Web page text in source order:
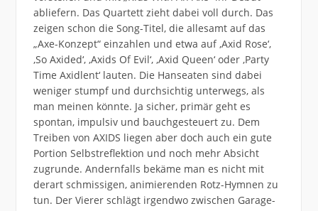
abliefern. Das Quartett zieht dabei voll durch. Das
zeigen schon die Song-Titel, die allesamt auf das
„Axe-Konzept“ einzahlen und etwa auf ,Axid Rose‘,
,So Axided‘, ,Axids Of Evil‘, ,Axid Queen‘ oder ,Party
Time Axidlent‘ lauten. Die Hanseaten sind dabei
weniger stumpf und durchsichtig unterwegs, als
man meinen könnte. Ja sicher, primär geht es
spontan, impulsiv und bauchgesteuert zu. Dem
Treiben von AXIDS liegen aber doch auch ein gute
Portion Selbstreflektion und noch mehr Absicht
zugrunde. Andernfalls bekäme man es nicht mit
derart schmissigen, animierenden Rotz-Hymnen zu
tun. Der Vierer schlägt irgendwo zwischen Garage-